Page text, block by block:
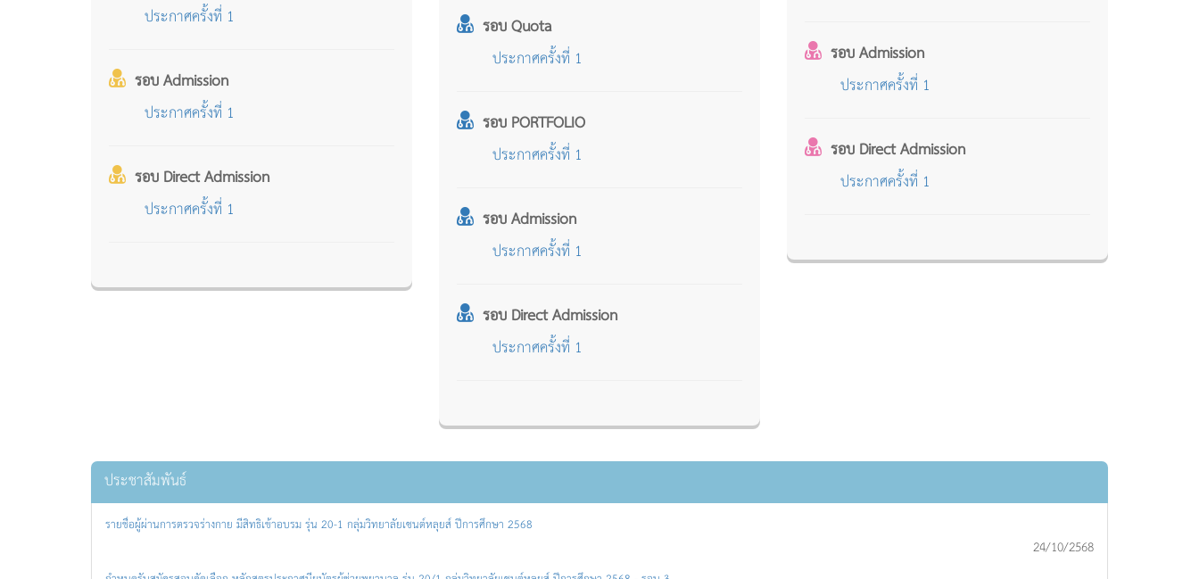
ประกาศครั้งที่ 1
รอบ Admission
ประกาศครั้งที่ 1
รอบ Direct Admission
ประกาศครั้งที่ 1
รอบ Quota
ประกาศครั้งที่ 1
รอบ PORTFOLIO
ประกาศครั้งที่ 1
รอบ Admission
ประกาศครั้งที่ 1
รอบ Direct Admission
ประกาศครั้งที่ 1
รอบ Admission
ประกาศครั้งที่ 1
รอบ Direct Admission
ประกาศครั้งที่ 1
ประชาสัมพันธ์
รายชื่อผู้ผ่านการตรวจร่างกาย มีสิทธิเข้าอบรม รุ่น 20-1 กลุ่มวิทยาลัยเซนต์หลุยส์ ปีการศึกษา 2568
24/10/2568